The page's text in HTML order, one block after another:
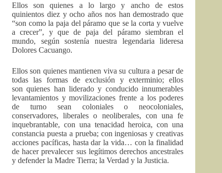
Ellos son quienes a lo largo y ancho de estos
quinientos diez y ocho años nos han demostrado que
“son como la paja del páramo que se la corta y vuelve
a crecer”, y que de paja del páramo siembran el
mundo, según sostenía nuestra legendaria lideresa
Dolores Cacuango.
Ellos son quienes mantienen viva su cultura a pesar de
todas las formas de exclusión y exterminio; ellos
son quienes han liderado y conducido innumerables
levantamientos y movilizaciones frente a los poderes
de turno sean coloniales o neocoloniales,
conservadores, liberales o neoliberales, con una fe
inquebrantable, con una tenacidad heroica, con una
constancia puesta a prueba; con ingeniosas y creativas
acciones pacíficas, hasta dar la vida… con la finalidad
de hacer prevalecer sus legítimos derechos ancestrales
y defender la Madre Tierra; la Verdad y la Justicia.